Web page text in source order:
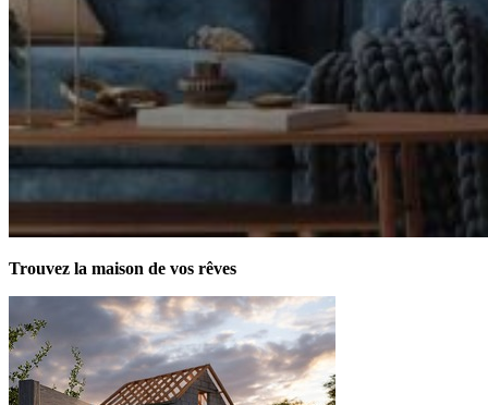
Trouvez la maison de vos rêves